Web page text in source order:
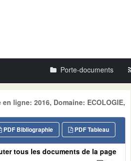
Porte-documents
ligne: 2016, Domaine: ECOLOGIE,
PDF Tableau
PDF Bibliographie
tous les documents de la page